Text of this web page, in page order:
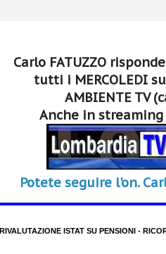
Carlo FATUZZO
tutti i MERCOLEDI
AMBIENTE TV
Anche in
Potete seguire l'on.
RIVALUTAZIONE ISTAT SU PENSIONI -